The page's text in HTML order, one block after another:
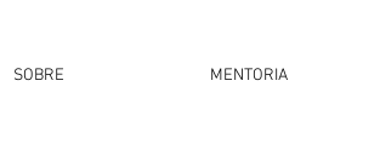
SOBRE MENTORIA